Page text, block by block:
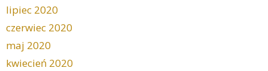
lipiec 2020
czerwiec 2020
maj 2020
kwiecień 2020